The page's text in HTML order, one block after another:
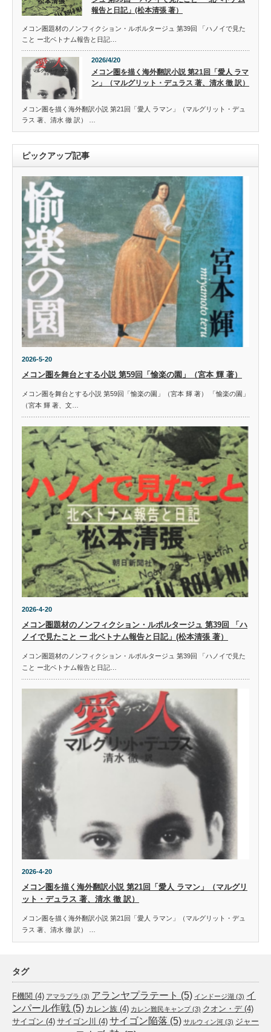
報告と日記」(松本清張 著）
メコン圏題材のノンフィクション・ルポルタージュ 第39回 「ハノイで見た
こと ー北ベトナム報告と日記…
2026/4/20
メコン圏を描く海外翻訳小説 第21回「愛人 ラマ
ン」（マルグリット・デュラス 著、清水 徹 訳）
メコン圏を描く海外翻訳小説 第21回「愛人 ラマン」（マルグリット・デュ
ラス 著、清水 徹 訳） …
ピックアップ記事
2026-5-20
メコン圏を舞台とする小説 第59回「愉楽の園」（宮本 輝 著）
メコン圏を舞台とする小説 第59回「愉楽の園」（宮本 輝 著） 「愉楽の園」
（宮本 輝 著、文…
2026-4-20
メコン圏題材のノンフィクション・ルポルタージュ 第39回 「ハ
ノイで見たこと ー 北ベトナム報告と日記」(松本清張 著）
メコン圏題材のノンフィクション・ルポルタージュ 第39回 「ハノイで見た
こと ー北ベトナム報告と日記…
2026-4-20
メコン圏を描く海外翻訳小説 第21回「愛人 ラマン」（マルグリ
ット・デュラス 著、清水 徹 訳）
メコン圏を描く海外翻訳小説 第21回「愛人 ラマン」（マルグリット・デュ
ラス 著、清水 徹 訳） …
タグ
F機関 (4) アマラプラ (3) アランヤプラテート (5) インドージ湖 (3) イ
ンパール作戦 (5) カレン族 (4) カレン難民キャンプ(3) クオン・デ(4)
サイゴン (4) サイゴン川 (4) サイゴン陥落 (5) サルウィン河 (3) ジャー